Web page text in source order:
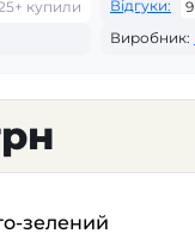
купили Відгуки:
9
Виробник:
зелений